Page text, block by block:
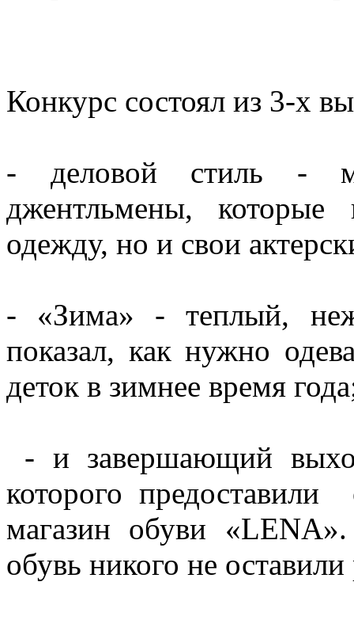
Конкурс состоял из 3-х
- деловой стиль -
джентльмены, которые
одежду, но и свои
- «Зима» - теплый,
показал, как нужно
деток в зимнее время
- и завершающий
которого
магазин обуви
обувь никого не